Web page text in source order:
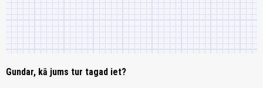
Gundar, kā jums tur tagad iet?